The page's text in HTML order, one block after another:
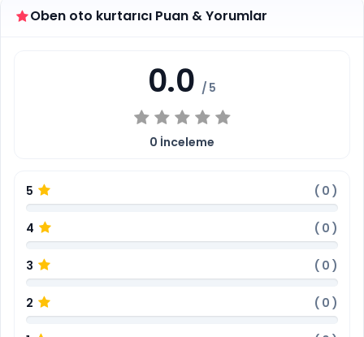
Oben oto kurtarıcı Puan & Yorumlar
0.0 / 5
0 İnceleme
5 ( 0 )
4 ( 0 )
3 ( 0 )
2 ( 0 )